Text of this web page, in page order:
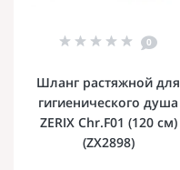
0
Шланг растяжной для
гигиенического душа
ZERIX Chr.F01 (120 см)
(ZX2898)